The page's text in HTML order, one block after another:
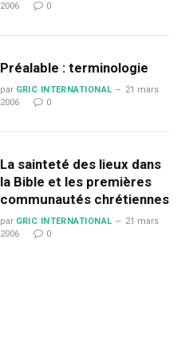
2006 0
Préalable : terminologie
par GRIC INTERNATIONAL
21 mars
2006
0
La sainteté des lieux dans
la Bible et les premières
communautés chrétiennes
par GRIC INTERNATIONAL
21 mars
2006
0